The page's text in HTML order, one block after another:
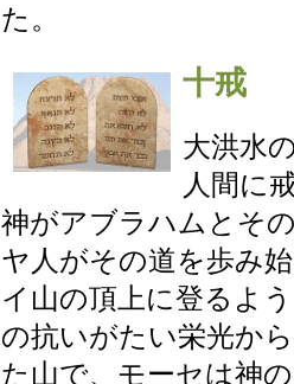
た。
十戒
大洪水
人間に
神がアブラハムとそ
ヤ人がその道を歩み
イ山の頂上に登るよ
の抗いがたい栄光か
た山で、モーセは神